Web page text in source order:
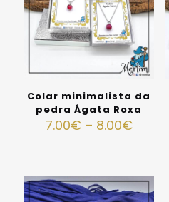
Colar minimalista da
pedra Ágata Roxa
7.00€ – 8.00€